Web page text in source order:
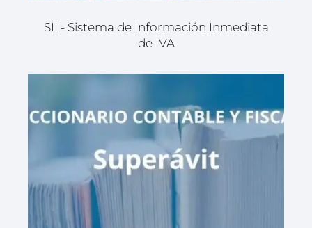
SII - Sistema de Información Inmediata
de IVA